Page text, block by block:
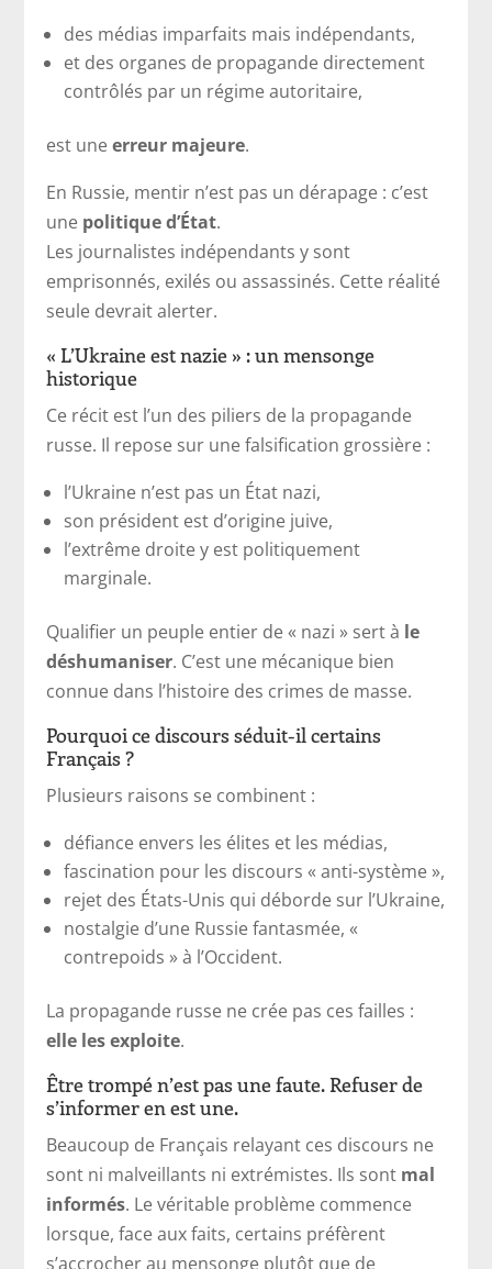
des médias imparfaits mais indépendants,
et des organes de propagande directement
contrôlés par un régime autoritaire,
est uneerreur majeure.
En Russie, mentir n’est pas un dérapage : c’est
une politique d’État.
Les journalistes indépendants y sont
emprisonnés, exilés ou assassinés. Cette réalité
seule devrait alerter.
« L’Ukraine est nazie » : un mensonge
historique
Ce récit est l’un des piliers de la propagande
russe. Il repose sur une falsification grossière :
l’Ukraine n’est pas un État nazi,
son président est d’origine juive,
l’extrême droite y est politiquement
marginale.
Qualifier un peuple entier de « nazi » sert à le
déshumaniser. C’est une mécanique bien
connue dans l’histoire des crimes de masse.
Pourquoi ce discours séduit-il certains
Français ?
Plusieurs raisons se combinent :
défiance envers les élites et les médias,
fascination pour les discours « anti-système »,
rejet des États-Unis qui déborde sur l’Ukraine,
nostalgie d’une Russie fantasmée, «
contrepoids » à l’Occident.
La propagande russe ne crée pas ces failles :
elle les exploite.
Être trompé n’est pas une faute. Refuser de
s’informer en est une.
Beaucoup de Français relayant ces discours ne
sont ni malveillants ni extrémistes. Ils sont mal
informés. Le véritable problème commence
lorsque, face aux faits, certains préfèrent
s’accrocher au mensonge plutôt que de